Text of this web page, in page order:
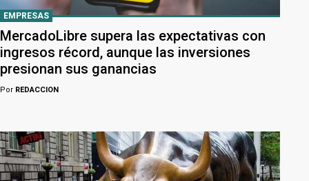
EMPRESAS
MercadoLibre supera las expectativas con
ingresos récord, aunque las inversiones
presionan sus ganancias
Por REDACCION